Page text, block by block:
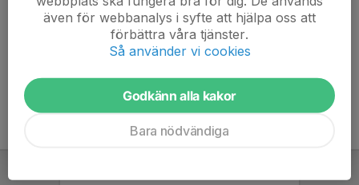
höger.
även för webbanalys i syfte att hjälpa oss att
förbättra våra tjänster.
Så använder vi cookies
Godkänn alla kakor
Bara nödvändiga